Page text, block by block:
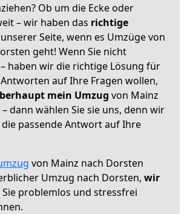
Ob um die Ecke oder
– wir haben das richtige
Seite, wenn es Umzüge von
geht! Wenn Sie nicht
haben wir die richtige Lösung für
Antworten auf Ihre Fragen wollen,
mein Umzug von Mainz
dann wählen Sie sie uns, denn wir
passende Antwort auf Ihre
von Mainz nach Dorsten
Umzug nach Dorsten, wir
Sie problemlos und stressfrei